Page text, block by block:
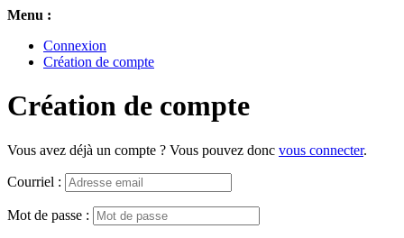
Menu :
Connexion
Création de compte
Création de compte
Vous avez déjà un compte ? Vous pouvez donc vous connecter.
Courriel :
Mot de passe :